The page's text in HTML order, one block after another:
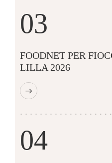
03
FOODNET PER
LILLA 2026
04